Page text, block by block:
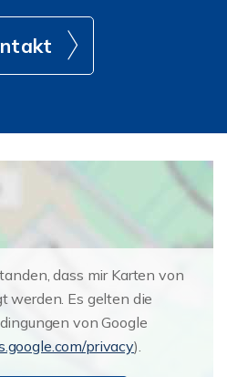
dass mir Karten von
werden. Es gelten die
von Google
privacy).